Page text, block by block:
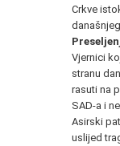
Crkve
današnjeg
Vjernici
stranu
rasuti na
SAD-a i
Asirski
uslijed